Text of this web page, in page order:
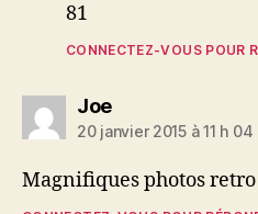
81
CONNECTEZ-VOUS POUR
Joedit :
20 janvier 2015 à 11 h 04
Magnifiques photos retro